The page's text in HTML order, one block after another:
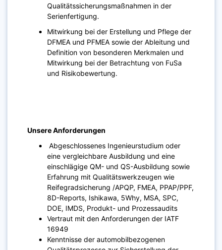
Qualitätssicherungsmaßnahmen in der
Serienfertigung.
Mitwirkung bei der Erstellung und Pflege der
DFMEA und PFMEA sowie der Ableitung und
Definition von besonderen Merkmalen und
Mitwirkung bei der Betrachtung von FuSa
und Risikobewertung.
Unsere Anforderungen
Abgeschlossenes Ingenieurstudium oder
eine vergleichbare Ausbildung und eine
einschlägige QM- und QS-Ausbildung sowie
Erfahrung mit Qualitätswerkzeugen wie
Reifegradsicherung /APQP, FMEA, PPAP/PPF,
8D-Reports, Ishikawa, 5Why, MSA, SPC,
DOE, IMDS, Produkt- und Prozessaudits
Vertraut mit den Anforderungen der IATF
16949
Kenntnisse der automobilbezogenen